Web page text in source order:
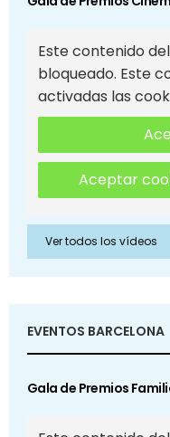
Este contenido
bloqueado. Este
activadas las
Aceptar
Ver todos los vídeos
EVENTOS BARCELONA
Gala de Premios